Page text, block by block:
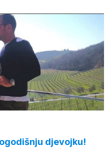
djevojku!